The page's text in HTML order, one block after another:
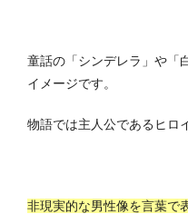
童話の「シンデレラ」や「
イメージです。
物語では主人公であるヒロ
非現実的な男性像を言葉で